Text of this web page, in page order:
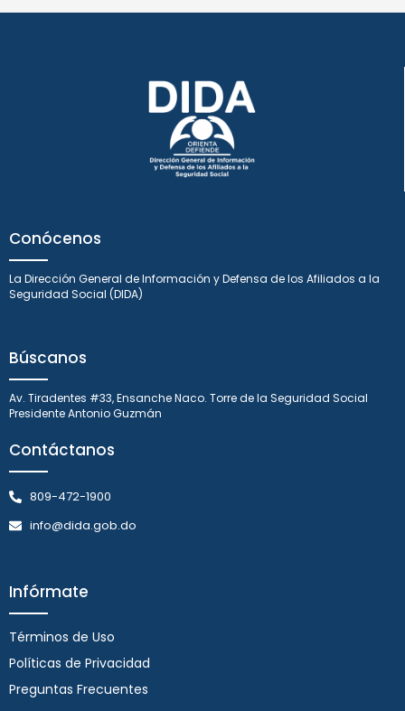
Conócenos
La Dirección General de Información y Defensa de los Afiliados a la
Seguridad Social (DIDA)
Búscanos
Av. Tiradentes #33, Ensanche Naco. Torre de la Seguridad Social
Presidente Antonio Guzmán
Contáctanos
809-472-1900
info@dida.gob.do
Infórmate
Términos de Uso
Políticas de Privacidad
Preguntas Frecuentes